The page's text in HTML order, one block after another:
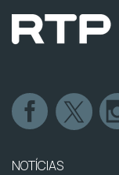
NOTÍCIAS